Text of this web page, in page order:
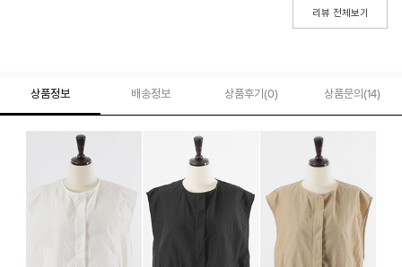
리뷰 전체보기
상품정보 배송정보 상품후기(0) 상품문의 (14)